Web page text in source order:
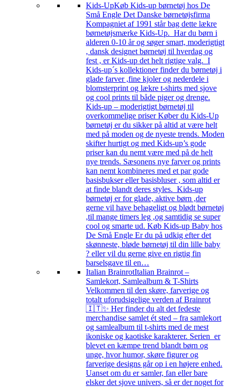
Kids-UpKøb Kids-up børnetøj hos De
Små Engle Det Danske børnetøjsfirma
Kompagniet af 1991 står bag dette lækre
børnetøjsmærke Kids-Up. Har du børn i
alderen 0-10 år og søger smart, moderigtigt
, dansk designet børnetøj til hverdag og
fest , er Kids-up det helt rigtige valg. I
Kids-up´s kollektioner finder du børnetøj i
glade farver ,fine kjoler og nederdele i
blomsterprint og lækre t-shirts med sjove
og cool prints til både piger og drenge.
Kids-up – moderigtigt børnetøj til
overkommelige priser Køber du Kids-Up
børnetøj er du sikker på altid at være helt
med på moden og de nyeste trends. Moden
skifter hurtigt og med Kids-up’s gode
priser kan du nemt være med på de helt
nye trends. Sæsonens nye farver og prints
kan nemt kombineres med et par gode
basisbukser eller basisbluser , som altid er
at finde blandt deres styles. Kids-up
børnetøj er for glade, aktive børn ,der
gerne vil have behageligt og blødt børnetøj
,til mange timers leg ,og samtidig se super
cool og smarte ud. Køb Kids-up Baby hos
De Små Engle Er du på udkig efter det
skønneste, bløde børnetøj til din lille baby
? eller vil du gerne give en rigtig fin
barselsgave til en…
Italian BrainrotItalian Brainrot –
Samlekort, Samlealbum & T-Shirts
Velkommen til den skøre, farverige og
totalt uforudsigelige verden af Brainrot
🇮🇹✨ Her finder du alt det fedeste
merchandise samlet ét sted – fra samlekort
og samlealbum til t-shirts med de mest
ikoniske og kaotiske karakterer. Serien er
blevet en kæmpe trend blandt børn og
unge, hvor humor, skøre figurer og
farverige designs går op i en højere enhed.
Uanset om du er samler, fan eller bare
elsker det sjove univers, så er der noget for